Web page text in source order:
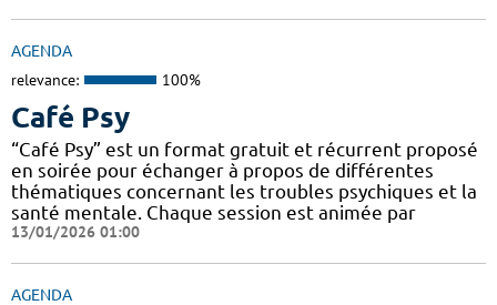
AGENDA
relevance: 100%
Café Psy
“Café Psy” est un format gratuit et récurrent proposé
en soirée pour échanger à propos de différentes
thématiques concernant les troubles psychiques et la
santé mentale. Chaque session est animée par
13/01/2026 01:00
AGENDA